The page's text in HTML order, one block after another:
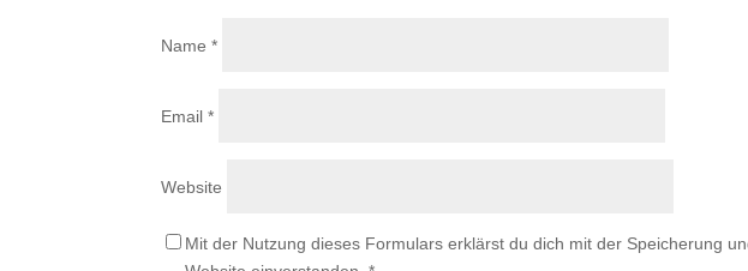
Name*
Email*
Website
Mit der Nutzung dieses Formulars erklärst du dich mit der Speicherung